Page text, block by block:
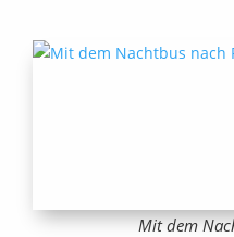
Mit dem